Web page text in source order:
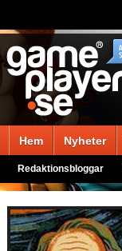
Hem Nyheter
Redaktionsbloggar